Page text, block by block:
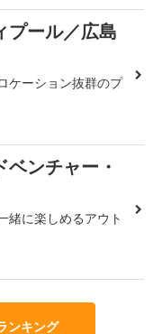
プール／広島
ケーション抜群のプ
ンチャー・
緒に楽しめるアウト
ンキング